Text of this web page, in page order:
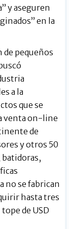
y aseguren
en la
pequeños
a la
que se
venta on-line
de
y otros 50
batidoras,
no se fabrican
hasta tres
de USD